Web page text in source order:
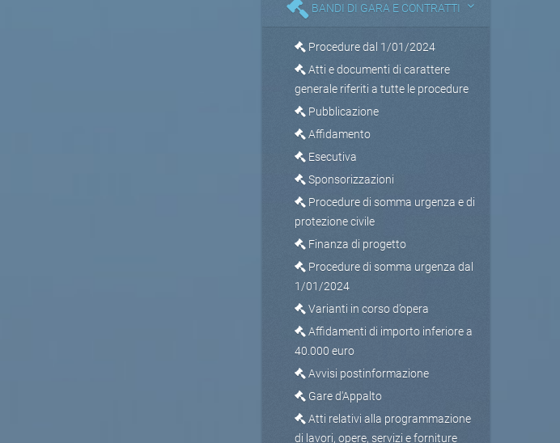
BANDI DI GARA E CONTRATTI
Procedure dal 1/01/2024
Atti e documenti di carattere
generale riferiti a tutte le procedure
Pubblicazione
Affidamento
Esecutiva
Sponsorizzazioni
Procedure di somma urgenza e di
protezione civile
Finanza di progetto
Procedure di somma urgenza dal
1/01/2024
Varianti in corso d’opera
Affidamenti di importo inferiore a
40.000 euro
Avvisi postinformazione
Gare d'Appalto
Atti relativi alla programmazione
di lavori, opere, servizi e forniture